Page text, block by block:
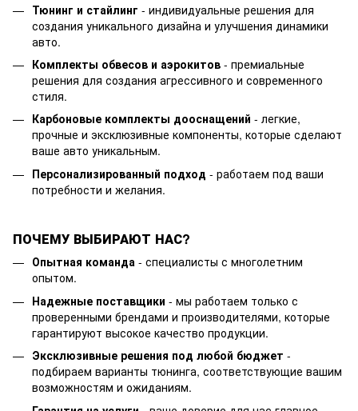
Тюнинг и стайлинг - индивидуальные решения для
создания уникального дизайна и улучшения динамики
авто.
Комплекты обвесов и аэрокитов - премиальные
решения для создания агрессивного и современного
стиля.
Карбоновые комплекты дооснащений - легкие,
прочные и эксклюзивные компоненты, которые сделают
ваше авто уникальным.
Персонализированный подход - работаем под ваши
потребности и желания.
ПОЧЕМУ ВЫБИРАЮТ НАС?
Опытная команда - специалисты с многолетним
опытом.
Надежные поставщики - мы работаем только с
проверенными брендами и производителями, которые
гарантируют высокое качество продукции.
Эксклюзивные решения под любой бюджет -
подбираем варианты тюнинга, соответствующие вашим
возможностям и ожиданиям.